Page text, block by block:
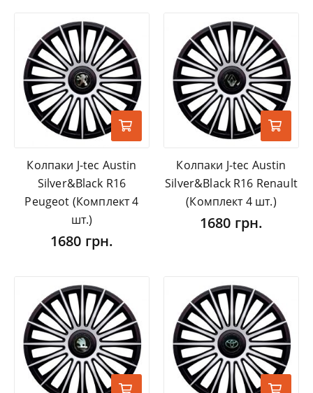
Колпаки J-tec Austin
Silver&Black R16
Peugeot (Комплект 4
шт.)
1680 грн.
Колпаки J-tec Austin
Silver&Black R16 Renault
(Комплект 4 шт.)
1680 грн.